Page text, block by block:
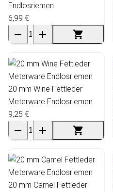
Endlosriemen
6,99 €
20 mm Wine Fettleder
Meterware Endlosriemen
9,25 €
20 mm Camel Fettleder